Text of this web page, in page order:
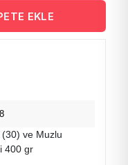
EKLE
(30) ve Muzlu
400 gr